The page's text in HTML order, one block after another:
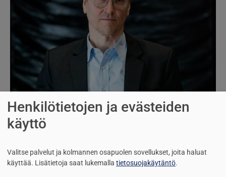
Henkilötietojen ja evästeiden
käyttö
Valitse palvelut ja kolmannen osapuolen sovellukset, joita haluat
käyttää. Lisätietoja saat lukemalla tietosuojakäytäntö.